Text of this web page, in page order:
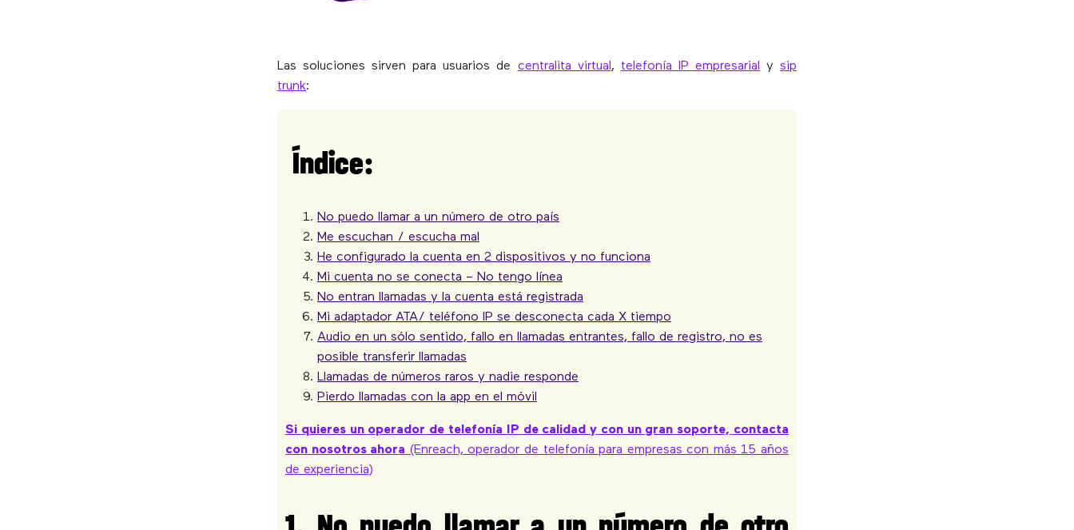
Las soluciones sirven para usuarios de centralita virtual, telefonía IP empresarial ysip
trunk:
Índice:
No puedo llamar a un número de otro país
Me escuchan / escucha mal
He configurado la cuenta en 2 dispositivos y no funciona
Mi cuenta no se conecta – No tengo línea
No entran llamadas y la cuenta está registrada
Mi adaptador ATA/ teléfono IP se desconecta cada X tiempo
Audio en un sólo sentido, fallo en llamadas entrantes, fallo de registro, no es
posible transferir llamadas
Llamadas de números raros y nadie responde
Pierdo llamadas con la app en el móvil
Si quieres un operador de telefonía IP de calidad y con un gran soporte, contacta
con nosotros ahora (Enreach, operador de telefonía para empresas con más 15 años
de experiencia)